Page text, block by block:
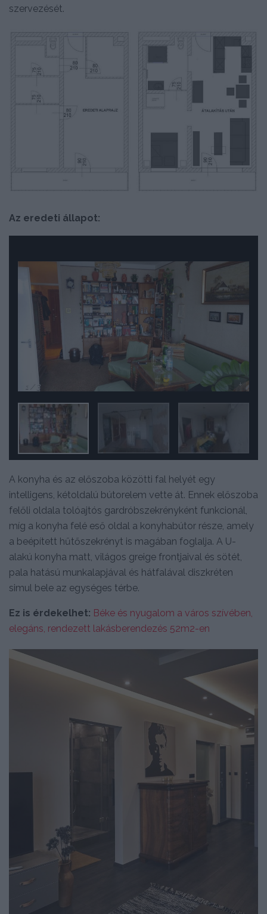
szervezését.
Az eredeti állapot:
/ 3 - +
A konyha és az előszoba közötti fal helyét egy
intelligens, kétoldalú bútorelem vette át. Ennek előszoba
felőli oldala tolóajtós gardróbszekrényként funkcionál,
míg a konyha felé eső oldal a konyhabútor része, amely
a beépített hűtőszekrényt is magában foglalja. A U-
alakú konyha matt, világos greige frontjaival és sötét,
pala hatású munkalapjával és hátfalával diszkréten
simul bele az egységes térbe.
Ez is érdekelhet: Béke és nyugalom a város szívében,
elegáns, rendezett lakásberendezés 52m2-en